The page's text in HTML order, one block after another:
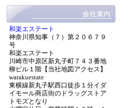
和楽エステート
神奈川県知事（７）第２０６７９
号
和楽エステート
川崎市中原区新丸子町７４３番地
柳ビル１階【当社地図アクセス】
warakuestate
東横線新丸子駅西口徒歩１分イダ
イモール商店街のドラッグストア
トモズとなり